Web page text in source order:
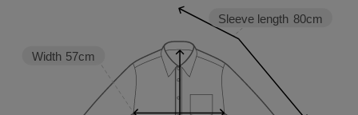
Sleeve length 80cm
Width 57cm